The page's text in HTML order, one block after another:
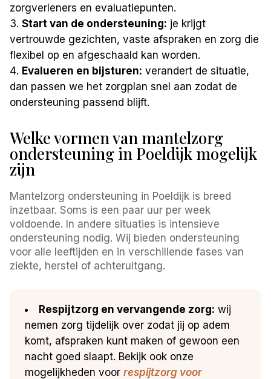
zorgverleners en evaluatiepunten.
Start van de ondersteuning: je krijgt
vertrouwde gezichten, vaste afspraken en zorg die
flexibel op en afgeschaald kan worden.
Evalueren en bijsturen: verandert de situatie,
dan passen we het zorgplan snel aan zodat de
ondersteuning passend blijft.
Welke vormen van mantelzorg
ondersteuning in Poeldijk mogelijk
zijn
Mantelzorg ondersteuning in Poeldijk is breed
inzetbaar. Soms is een paar uur per week
voldoende. In andere situaties is intensieve
ondersteuning nodig. Wij bieden ondersteuning
voor alle leeftijden en in verschillende fases van
ziekte, herstel of achteruitgang.
Respijtzorg en vervangende zorg: wij
nemen zorg tijdelijk over zodat jij op adem
komt, afspraken kunt maken of gewoon een
nacht goed slaapt. Bekijk ook onze
mogelijkheden voorrespijtzorg voor